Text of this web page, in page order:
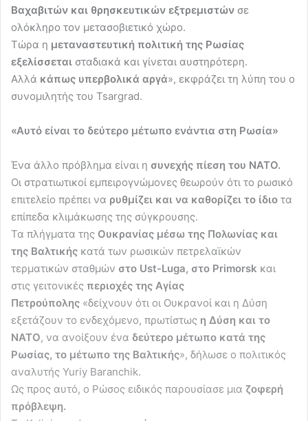
Βαχαβιτών και θρησκευτικών εξτρεμιστών σε
ολόκληρο τον μετασοβιετικό χώρο.
Τώρα η μεταναστευτική πολιτική της Ρωσίας
εξελίσσεται σταδιακά και γίνεται αυστηρότερη.
Αλλά κάπως υπερβολικά αργά», εκφράζει τη λύπη του ο
συνομιλητής του Tsargrad.
«Αυτό είναι το δεύτερο μέτωπο ενάντια στη Ρωσία»
Ένα άλλο πρόβλημα είναι η συνεχής πίεση του ΝΑΤΟ.
Οι στρατιωτικοί εμπειρογνώμονες θεωρούν ότι το ρωσικό
επιτελείο πρέπει να ρυθμίζει και να καθορίζει το ίδιο τα
επίπεδα κλιμάκωσης της σύγκρουσης.
Τα πλήγματα της Ουκρανίας μέσω της Πολωνίας και
της Βαλτικής κατά των ρωσικών πετρελαϊκών
τερματικών σταθμών στο Ust-Luga, στο Primorsk και
στις γειτονικές περιοχές της Αγίας
Πετρούπολης «δείχνουν ότι οι Ουκρανοί και η Δύση
εξετάζουν το ενδεχόμενο, πρωτίστως η Δύση και το
ΝΑΤΟ, να ανοίξουν ένα δεύτερο μέτωπο κατά της
Ρωσίας, το μέτωπο της Βαλτικής», δήλωσε ο πολιτικός
αναλυτής Yuriy Baranchik.
Ως προς αυτό, ο Ρώσος ειδικός παρουσίασε μια ζοφερή
πρόβλεψη.